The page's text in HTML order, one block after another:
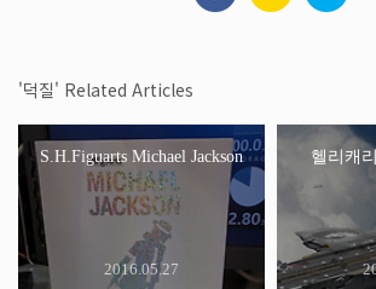
'덕질' Related Articles
S.H.Figuarts Michael Jackson
2016.05.27
헬리캐